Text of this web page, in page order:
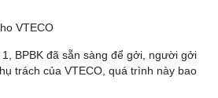
VTECO
BPBK đã sẵn sàng để gởi, người gởi
trách của VTECO, quá trình này bao